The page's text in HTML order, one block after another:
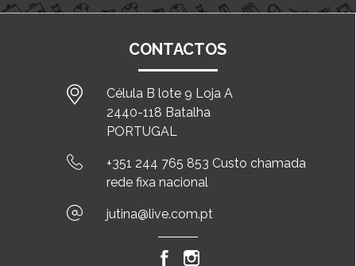
CONTACTOS
Célula B lote 9 Loja A
2440-118 Batalha
PORTUGAL
+351 244 765 853 Custo chamada
rede fixa nacional
jutina@live.com.pt